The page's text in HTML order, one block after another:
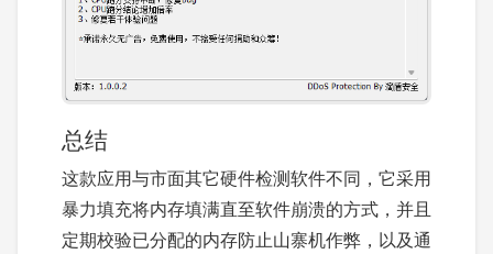
总结
这款应用与市面其它硬件检测软件不同，它采用
暴力填充将内存填满直至软件崩溃的方式，并且
定期校验已分配的内存防止山寨机作弊，以及通